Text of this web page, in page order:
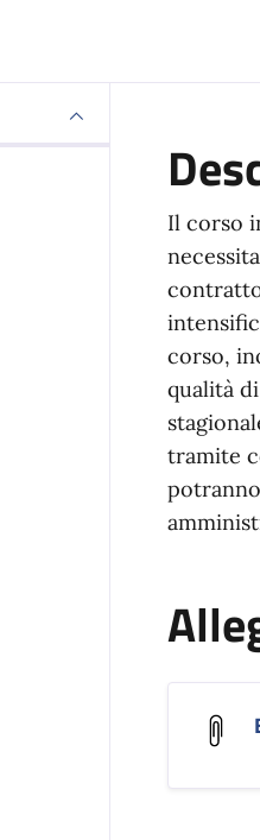
Il corso
corso,
qualità
tramite